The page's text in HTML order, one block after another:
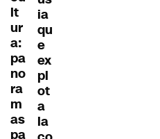
lt
ur
a:
pa
no
ra
m
as
pa
ia
qu
e
ex
pl
ot
a
la